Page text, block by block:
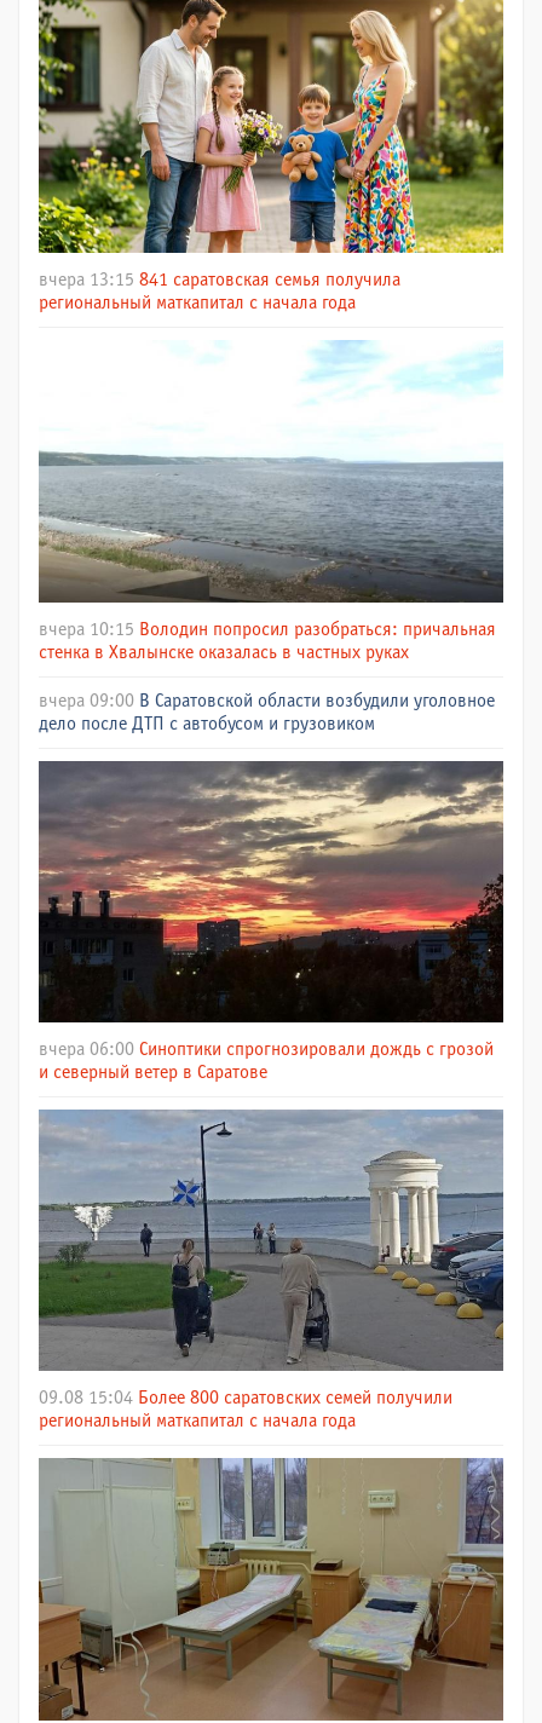
вчера 13:15 841 саратовская семья получила
региональный маткапитал с начала года
вчера 10:15 Володин попросил разобраться: причальная
стенка в Хвалынске оказалась в частных руках
вчера 09:00 В Саратовской области возбудили уголовное
дело после ДТП с автобусом и грузовиком
вчера 06:00 Синоптики спрогнозировали дождь с грозой
и северный ветер в Саратове
09.08 15:04 Более 800 саратовских семей получили
региональный маткапитал с начала года